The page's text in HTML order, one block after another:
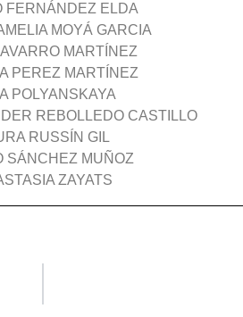
FERNÁNDEZ ELDA
MOYÁ GARCIA
MARTÍNEZ
PEREZ MARTÍNEZ
POLYANSKAYA
REBOLLEDO CASTILLO
RUSSÍN GIL
SÁNCHEZ MUÑOZ
ZAYATS